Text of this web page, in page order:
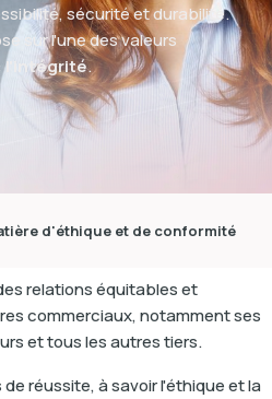
sécurité et durabilité.
sur l'une des valeurs
l'intégrité.
d'éthique et de conformité
relations équitables et
commerciaux, notamment ses
et tous les autres tiers.
réussite, à savoir l'éthique et la